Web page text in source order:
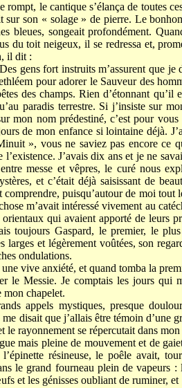
le cantique s’élança de toutes
son « solage » de pierre. Le
bleues, songeait profondément.
du toit neigeux, il se redressa et,
il dit :
gens fort instruits m’assurent que je
pour adorer le Sauveur des
des champs. Rien d’étonnant
paradis terrestre. Si j’insiste sur
mon nom prédestiné, c’est pour
de mon enfance si lointaine déjà.
», vous ne saviez pas encore ce
l’existence. J’avais dix ans et je ne
messe et vêpres, le curé nous
et c’était déjà saisissant de
puisqu’autour de moi tout
m’avait intéressé vivement au
qui avaient apporté de leurs
toujours Gaspard, le premier, le
larges et légèrement voûtées, son
ondulations.
vive anxiété, et quand tomba la
le Messie. Je comptais les jours qui
mon chapelet.
appels mystiques, presque
disait que j’allais être témoin d’une
le rayonnement se répercutait dans mon
mais pleine de mouvement et de
résineuse, le poêle avait,
le grand fourneau plein de vapeurs
et les génisses oubliant de ruminer,